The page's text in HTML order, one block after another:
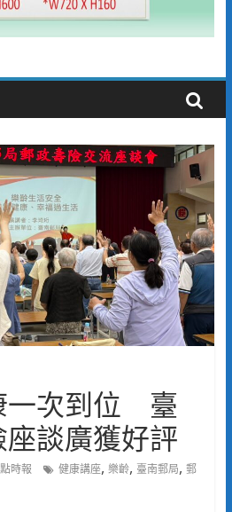
一次到位 臺
談廣獲好評
時報 健康講座, 樂齡, 臺南郵局, 郵